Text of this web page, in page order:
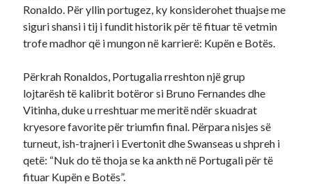
Ronaldo. Për yllin portugez, ky konsiderohet thuajse me
siguri shansi i tij i fundit historik për të fituar të vetmin
trofe madhor që i mungon në karrierë: Kupën e Botës.
Përkrah Ronaldos, Portugalia rreshton një grup
lojtarësh të kalibrit botëror si Bruno Fernandes dhe
Vitinha, duke u rreshtuar me meritë ndër skuadrat
kryesore favorite për triumfin final. Përpara nisjes së
turneut, ish-trajneri i Evertonit dhe Swanseas u shpreh i
qetë: “Nuk do të thoja se ka ankth në Portugali për të
fituar Kupën e Botës”.